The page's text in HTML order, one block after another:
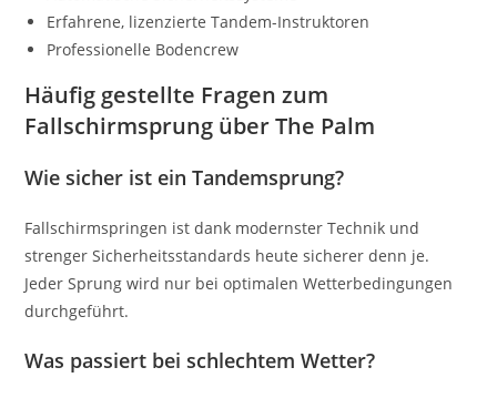
Erfahrene, lizenzierte Tandem-Instruktoren
Professionelle Bodencrew
Häufig gestellte Fragen zum
Fallschirmsprung über The Palm
Wie sicher ist ein Tandemsprung?
Fallschirmspringen ist dank modernster Technik und
strenger Sicherheitsstandards heute sicherer denn je.
Jeder Sprung wird nur bei optimalen Wetterbedingungen
durchgeführt.
Was passiert bei schlechtem Wetter?